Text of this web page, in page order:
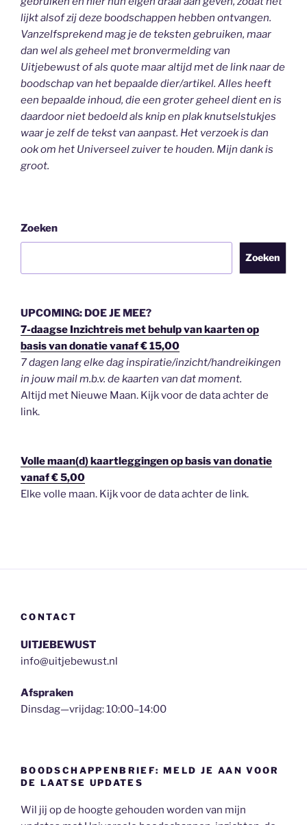
lijkt alsof zij deze boodschappen hebben ontvangen.
Vanzelfsprekend mag je de teksten gebruiken, maar
dan wel als geheelmet bronvermelding van
Uitjebewustof als quote maar altijd met de link naar de
boodschap van het bepaalde dier/artikel. Alles heeft
een bepaalde inhoud, die een groter geheel dient en is
daardoor niet bedoeld als knip en plak knutselstukjes
waar je zelf de tekst van aanpast. Het verzoek is dan
ook om het Universeel zuiver te houden. Mijn dank is
groot.
Zoeken
Zoeken
UPCOMING: DOE JE MEE?
7-daagse Inzichtreis met behulp van kaarten op
basis van donatie vanaf € 15,00
7 dagen lang elke dag inspiratie/inzicht/handreikingen
in jouw mail m.b.v. de kaarten van dat moment.
Altijd met Nieuwe Maan. Kijk voor de data achter de
link.
Volle maan(d) kaartleggingen op basis van donatie
vanaf € 5,00
Elke volle maan. Kijk voor de data achter de link.
CONTACT
UITJEBEWUST
info@uitjebewust.nl
Afspraken
Dinsdag—vrijdag: 10:00–14:00
BOODSCHAPPENBRIEF: MELD JE AAN VOOR
DE LAATSE UPDATES
Wil jij op de hoogte gehouden worden van mijn